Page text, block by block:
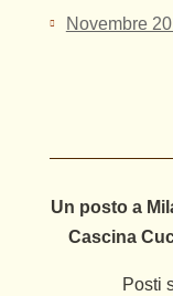
Novembre
Un posto a
Cascina
Posti